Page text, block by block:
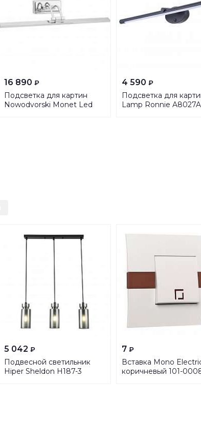
16 890 ₽
Подсветка для картин
Nowodvorski Monet Led
4 590 ₽
Подсветка для
Lamp Ronnie
5 042 ₽
Подвесной светильник
Hiper Sheldon H187-3
7 ₽
Вставка Mono
коричневый 101-